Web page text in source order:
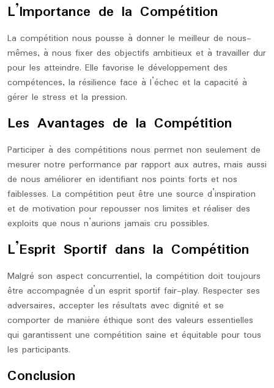
L’Importance de la Compétition
La compétition nous pousse à donner le meilleur de nous-
mêmes, à nous fixer des objectifs ambitieux et à travailler dur
pour les atteindre. Elle favorise le développement des
compétences, la résilience face à l’échec et la capacité à
gérer le stress et la pression.
Les Avantages de la Compétition
Participer à des compétitions nous permet non seulement de
mesurer notre performance par rapport aux autres, mais aussi
de nous améliorer en identifiant nos points forts et nos
faiblesses. La compétition peut être une source d’inspiration
et de motivation pour repousser nos limites et réaliser des
exploits que nous n’aurions jamais cru possibles.
L’Esprit Sportif dans la Compétition
Malgré son aspect concurrentiel, la compétition doit toujours
être accompagnée d’un esprit sportif fair-play. Respecter ses
adversaires, accepter les résultats avec dignité et se
comporter de manière éthique sont des valeurs essentielles
qui garantissent une compétition saine et équitable pour tous
les participants.
Conclusion